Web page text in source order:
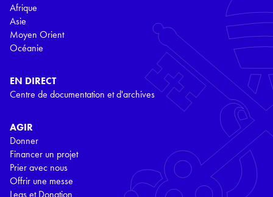
Afrique
Asie
Moyen Orient
Océanie
EN DIRECT
Centre de documentation et d'archives
AGIR
Donner
Financer un projet
Prier avec nous
Offrir une messe
Legs et Donation